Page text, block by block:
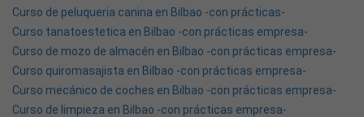
Curso de peluqueria canina en Bilbao -con prácticas-
Curso tanatoestetica en Bilbao -con prácticas empresa-
Curso de mozo de almacén en Bilbao -con prácticas empresa-
Curso quiromasajista en Bilbao -con prácticas empresa-
Curso mecánico de coches en Bilbao -con prácticas empresa-
Curso de limpieza en Bilbao -con prácticas empresa-